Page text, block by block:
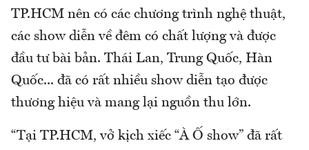
TP.HCM nên có các chương trình nghệ thuật,
các show diễn về đêm có chất lượng và được
đầu tư bài bản. Thái Lan, Trung Quốc, Hàn
Quốc... đã có rất nhiều show diễn tạo được
thương hiệu và mang lại nguồn thu lớn.
“Tại TP.HCM, vở kịch xiếc “À Ố show” đã rất